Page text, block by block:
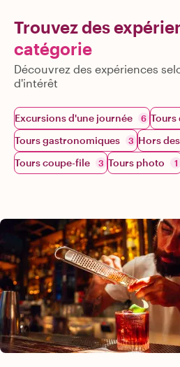
Trouvez des
catégorie
Découvrez des expériences
d'intérêt
Excursions d'une journée 6
Tours gastronomiques 3 Hors
Tours coupe-file 3 Tours photo 1